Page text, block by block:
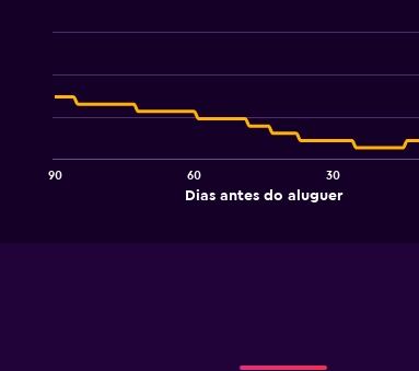
chart
The
Dias antes do aluguer
90 60 30